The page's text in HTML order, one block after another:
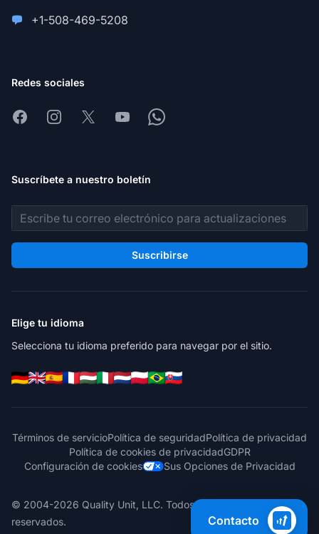
+1-508-469-5208
Redes sociales
FacebookInstagram
X YoutubeWhatsapp
Suscríbete a nuestro boletín
Dirección de correo electrónico
Suscribirse
Elige tu idioma
Selecciona tu idioma preferido para navegar por el sitio.
Términos de servicioPolítica de seguridadPolítica de privacidad
Política de cookies de privacidadGDPR
Configuración de cookies
Sus Opciones de Privacidad
© 2004-2026 Quality Unit, LLC. Todos los derechos
reservados.
Contacto